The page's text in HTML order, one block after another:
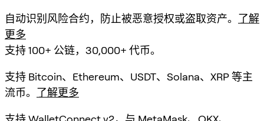
自动识别风险合约，防止被恶意授权或盗取资产。 了解
更多
支持 100+ 公链，30,000+ 代币。
支持 Bitcoin、Ethereum、USDT、Solana、XRP 等主
流币。 了解更多